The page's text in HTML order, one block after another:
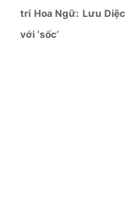
trí Hoa Ngữ: Lưu
với ‘sốc’